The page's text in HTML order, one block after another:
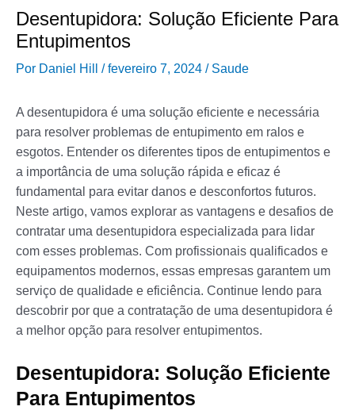
Desentupidora: Solução Eficiente Para
Entupimentos
Por Daniel Hill /fevereiro 7, 2024 / Saude
A desentupidora é uma solução eficiente e necessária
para resolver problemas de entupimento em ralos e
esgotos. Entender os diferentes tipos de entupimentos e
a importância de uma solução rápida e eficaz é
fundamental para evitar danos e desconfortos futuros.
Neste artigo, vamos explorar as vantagens e desafios de
contratar uma desentupidora especializada para lidar
com esses problemas. Com profissionais qualificados e
equipamentos modernos, essas empresas garantem um
serviço de qualidade e eficiência. Continue lendo para
descobrir por que a contratação de uma desentupidora é
a melhor opção para resolver entupimentos.
Desentupidora: Solução Eficiente
Para Entupimentos